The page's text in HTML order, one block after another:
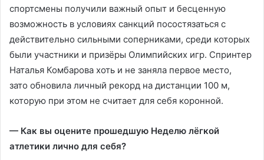
спортсмены получили важный опыт и бесценную
возможность в условиях санкций посостязаться с
действительно сильными соперниками, среди которых
были участники и призёры Олимпийских игр. Спринтер
Наталья Комбарова хоть и не заняла первое место,
зато обновила личный рекорд на дистанции 100 м,
которую при этом не считает для себя коронной.
— Как вы оцените прошедшую Неделю лёгкой
атлетики лично для себя?